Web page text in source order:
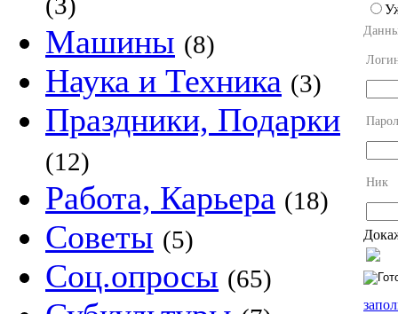
Машины (8)
Наука и Техника (3)
Праздники, Подарки
(12)
Работа, Карьера (18)
Советы (5)
Соц.опросы (65)
Ник